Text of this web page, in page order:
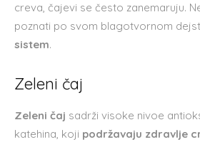
creva, čajevi se često zanemaruju.
poznati po svom blagotvornom
sistem.
Zeleni čaj
Zeleni čaj sadrži visoke nivoe
katehina, koji podržavaju zdravlje